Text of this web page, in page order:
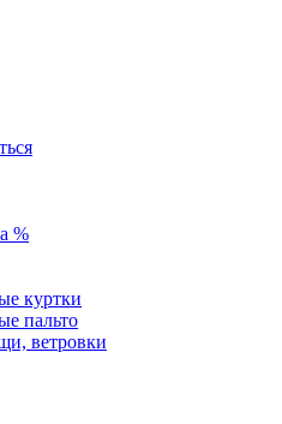
%
куртки
пальто
ветровки